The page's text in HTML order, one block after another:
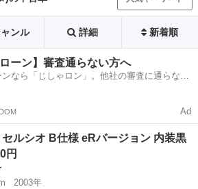
ンル 詳細 新着順
ローン】審査通らない方へ
なら「じしゃロン」。他社の審査に通らなか
Ad
セルシオ B仕様 eRバージョン 内装黒
円
2003年